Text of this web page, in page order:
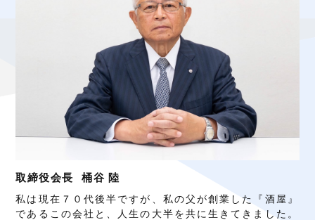
取締役会長 桶谷 陸
私は現在７０代後半ですが、私の父が創業した『酒屋』
であるこの会社と、人生の大半を共に生きてきました。